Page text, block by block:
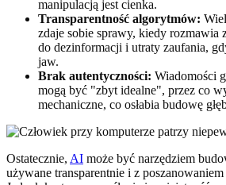
manipulacją jest cienka.
Transparentność algorytmów:
zdaje sobie sprawy, kiedy rozmawia
do dezinformacji i utraty zaufania,
jaw.
Brak autentyczności: Wiadomości
mogą być "zbyt idealne", przez co
mechaniczne, co osłabia budowę
Ostatecznie, AI może być narzędziem
używane transparentnie i z